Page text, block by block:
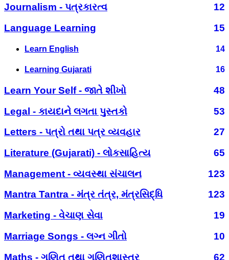
Journalism - પત્રકારત્વ
12
Language Learning
15
Learn English 14
Learning Gujarati 16
Learn Your Self - જાતે શીખો
48
Legal - કાયદાને લગતા પુસ્તકો
53
Letters - પત્રો તથા પત્ર વ્યવહાર
27
Literature (Gujarati) - લોકસાહિત્ય
65
Management - વ્યવસ્થા સંચાલન
123
Mantra Tantra - મંત્ર તંત્ર, મંત્રસિદ્ધિ
123
Marketing - વેચાણ સેવા
19
Marriage Songs - લગ્ન ગીતો
10
Maths - ગણિત તથા ગણિતશાસ્ત્ર
62